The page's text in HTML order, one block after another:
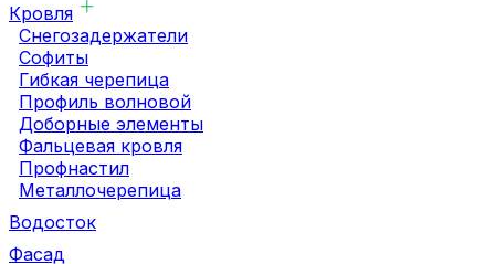
Кровля
Снегозадержатели
Софиты
Гибкая черепица
Профиль волновой
Доборные элементы
Фальцевая кровля
Профнастил
Металлочерепица
Водосток
Фасад